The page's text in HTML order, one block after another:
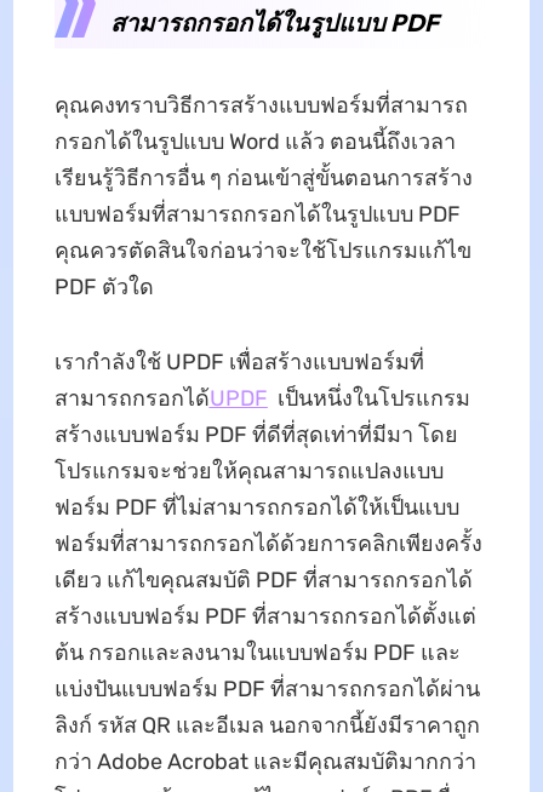
สามารถกรอกได้ในรูปแบบ PDF
คุณคงทราบวิธีการสร้างแบบฟอร์มที่สามารถ
กรอกได้ในรูปแบบ Word แล้ว ตอนนี้ถึงเวลา
เรียนรู้วิธีการอื่น ๆ ก่อนเข้าสู่ขั้นตอนการสร้าง
แบบฟอร์มที่สามารถกรอกได้ในรูปแบบ PDF
คุณควรตัดสินใจก่อนว่าจะใช้โปรแกรมแก้ไข
PDF ตัวใด
เรากำลังใช้ UPDF เพื่อสร้างแบบฟอร์มที่
สามารถกรอกได้UPDF เป็นหนึ่งในโปรแกรม
สร้างแบบฟอร์ม PDF ที่ดีที่สุดเท่าที่มีมา โดย
โปรแกรมจะช่วยให้คุณสามารถแปลงแบบ
ฟอร์ม PDF ที่ไม่สามารถกรอกได้ให้เป็นแบบ
ฟอร์มที่สามารถกรอกได้ด้วยการคลิกเพียงครั้ง
เดียว แก้ไขคุณสมบัติ PDF ที่สามารถกรอกได้
สร้างแบบฟอร์ม PDF ที่สามารถกรอกได้ตั้งแต่
ต้น กรอกและลงนามในแบบฟอร์ม PDF และ
แบ่งปันแบบฟอร์ม PDF ที่สามารถกรอกได้ผ่าน
ลิงก์ รหัส QR และอีเมล นอกจากนี้ยังมีราคาถูก
กว่า Adobe Acrobat และมีคุณสมบัติมากกว่า